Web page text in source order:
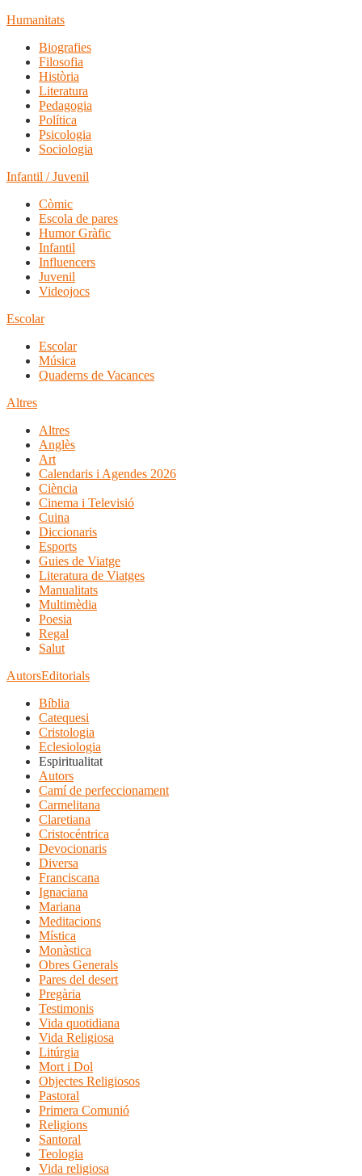
Humanitats
Biografies
Filosofia
Història
Literatura
Pedagogia
Política
Psicologia
Sociologia
Infantil / Juvenil
Còmic
Escola de pares
Humor Gràfic
Infantil
Influencers
Juvenil
Videojocs
Escolar
Escolar
Música
Quaderns de Vacances
Altres
Altres
Anglès
Art
Calendaris i Agendes 2026
Ciència
Cinema i Televisió
Cuina
Diccionaris
Esports
Guies de Viatge
Literatura de Viatges
Manualitats
Multimèdia
Poesia
Regal
Salut
AutorsEditorials
Bíblia
Catequesi
Cristologia
Eclesiologia
Espiritualitat
Autors
Camí de perfeccionament
Carmelitana
Claretiana
Cristocéntrica
Devocionaris
Diversa
Franciscana
Ignaciana
Mariana
Meditacions
Mística
Monàstica
Obres Generals
Pares del desert
Pregària
Testimonis
Vida quotidiana
Vida Religiosa
Litúrgia
Mort i Dol
Objectes Religiosos
Pastoral
Primera Comunió
Religions
Santoral
Teologia
Vida religiosa